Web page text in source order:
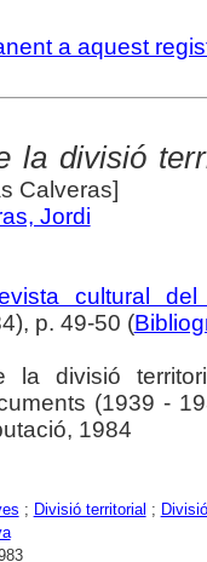
a aquest
la divisió
Calveras]
Jordi
cultural del
p. 49-50 (
la divisió
(1939 -
1984
; Divisió territorial ;